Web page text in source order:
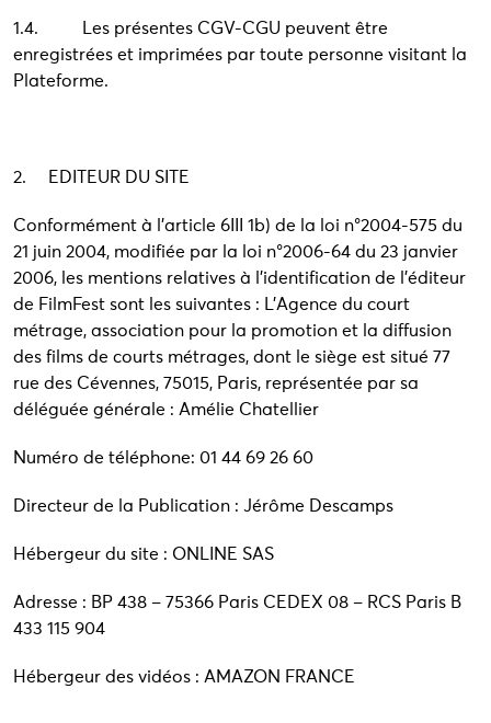
1.4. Les présentes CGV-CGU peuvent être
enregistrées et imprimées par toute personne visitant la
Plateforme.
2. EDITEUR DU SITE
Conformément à l’article 6III 1b) de la loi n°2004-575 du
21 juin 2004, modifiée par la loi n°2006-64 du 23 janvier
2006, les mentions relatives à l’identification de l’éditeur
de FilmFest sont les suivantes : L’Agence du court
métrage, association pour la promotion et la diffusion
des films de courts métrages, dont le siège est situé 77
rue des Cévennes, 75015, Paris, représentée par sa
déléguée générale : Amélie Chatellier
Numéro de téléphone: 01 44 69 26 60
Directeur de la Publication : Jérôme Descamps
Hébergeur du site : ONLINE SAS
Adresse : BP 438 – 75366 Paris CEDEX 08 – RCS Paris B
433 115 904
Hébergeur des vidéos : AMAZON FRANCE